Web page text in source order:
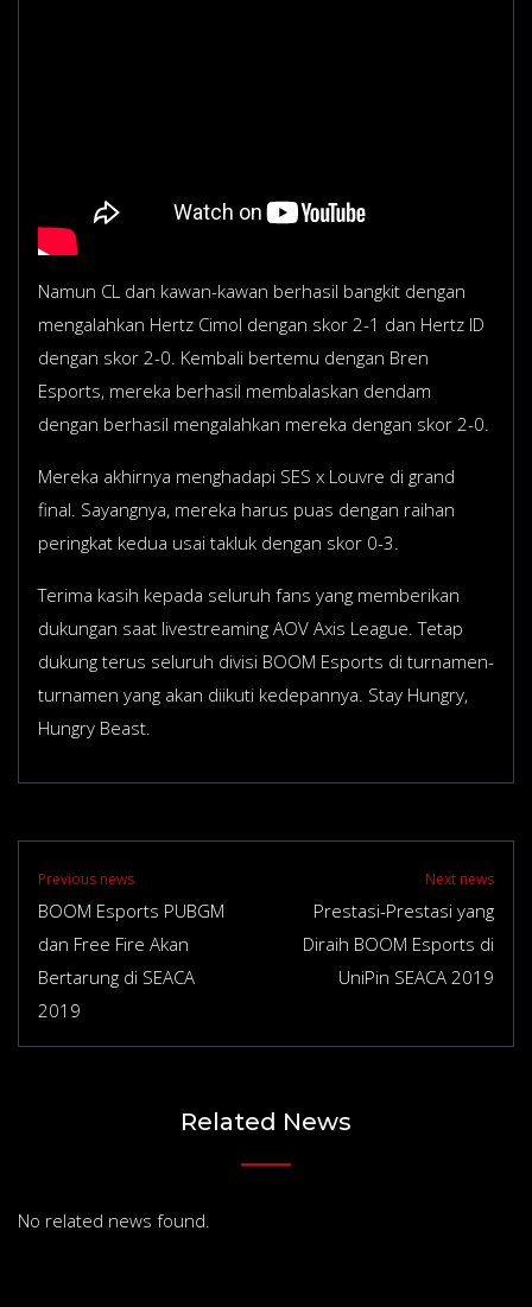
Namun CL dan kawan-kawan berhasil bangkit dengan
mengalahkan Hertz Cimol dengan skor 2-1 dan Hertz ID
dengan skor 2-0. Kembali bertemu dengan Bren
Esports, mereka berhasil membalaskan dendam
dengan berhasil mengalahkan mereka dengan skor 2-0.
Mereka akhirnya menghadapi SES x Louvre di grand
final. Sayangnya, mereka harus puas dengan raihan
peringkat kedua usai takluk dengan skor 0-3.
Terima kasih kepada seluruh fans yang memberikan
dukungan saat livestreaming AOV Axis League. Tetap
dukung terus seluruh divisi BOOM Esports di turnamen-
turnamen yang akan diikuti kedepannya. Stay Hungry,
Hungry Beast.
Previous news
BOOM Esports PUBGM
dan Free Fire Akan
Bertarung di SEACA
2019
Next news
Prestasi-Prestasi yang
Diraih BOOM Esports di
UniPin SEACA 2019
Related News
No related news found.